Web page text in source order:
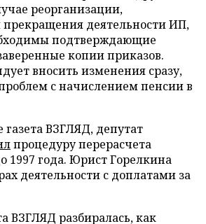
реорганизации,
деятельности ИП,
подтверждающие
копии приказов.
вносить изменения сразу,
с начислением пенсии в
газета ВЗГЛЯД, депутат
процедуру перерасчета
1997 года. Юрист Горелкина
деятельности с доплатами за
ВЗГЛЯД разбиралась, как